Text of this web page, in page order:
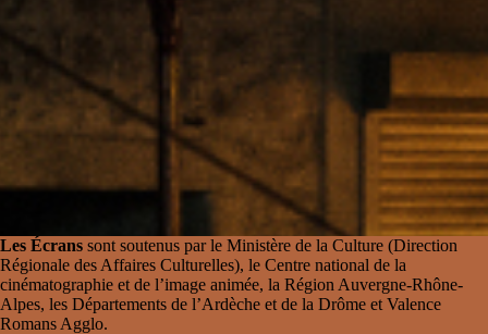
Les Écrans sont soutenus par le Ministère de la Culture (Direction
Régionale des Affaires Culturelles), le Centre national de la
cinématographie et de l’image animée, la Région Auvergne-Rhône-
Alpes, les Départements de l’Ardèche et de la Drôme et Valence
Romans Agglo.